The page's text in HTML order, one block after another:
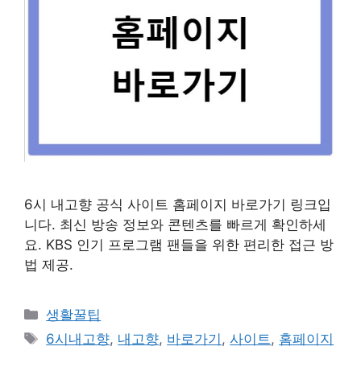
6시 내고향 공식 사이트 홈페이지 바로가기 링크입
니다. 최신 방송 정보와 콘텐츠를 빠르게 확인하세
요. KBS 인기 프로그램 팬들을 위한 편리한 접근 방
법 제공.
카
테
생활꿀팁
태
6시내고향, 내고향, 바로가기 ,사이트, 홈페이지